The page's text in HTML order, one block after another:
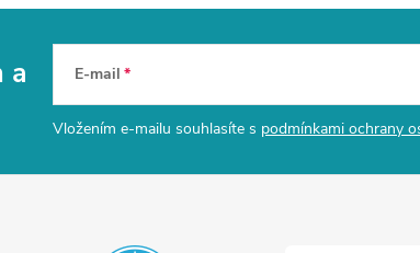
a
E-mail
Vložením e-mailu souhlasíte s podmínkami ochrany